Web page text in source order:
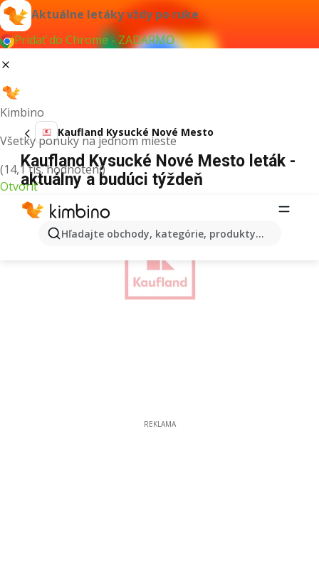
Aktuálne letáky vždy po ruke
Pridať do Chrome - ZADARMO
Kimbino
Všetky ponuky na jednom mieste
(14,1 tis. hodnotení)
Otvoriť
Hľadajte obchody, kategórie, produkty...
Kaufland Kysucké Nové Mesto
Kaufland Kysucké Nové Mesto leták -
aktuálny a budúci týždeň
REKLAMA